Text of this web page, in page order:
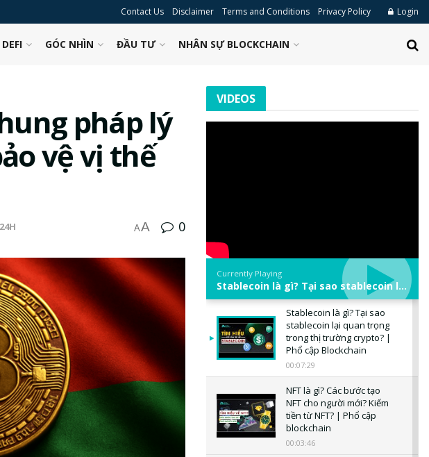
Contact Us Disclaimer Terms and Conditions Privacy Policy Login
DEFI GÓC NHÌN ĐẦU TƯ NHÂN SỰ BLOCKCHAIN
pháp lý
vệ vị thế
AA 0
VIDEOS
Currently Playing
Stablecoin là gì? Tại sao stablecoin lại quan trọng trong thị trường crypto? | Phổ cập Blockchain
Stablecoin là gì? Tại sao
stablecoin lại quan trọng
trong thị trường crypto? |
Phổ cập Blockchain
00:07:29
NFT là gì? Các bước tạo
NFT cho người mới? Kiếm
tiền từ NFT? | Phổ cập
blockchain
00:03:46